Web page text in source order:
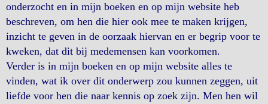
onderzocht en in mijn boeken en op mijn website heb
beschreven, om hen die hier ook mee te maken krijgen,
inzicht te geven in de oorzaak hiervan en er begrip voor te
kweken, dat dit bij medemensen kan voorkomen.
Verder is in mijn boeken en op mijn website alles te
vinden, wat ik over dit onderwerp zou kunnen zeggen, uit
liefde voor hen die naar kennis op zoek zijn. Men hen wil